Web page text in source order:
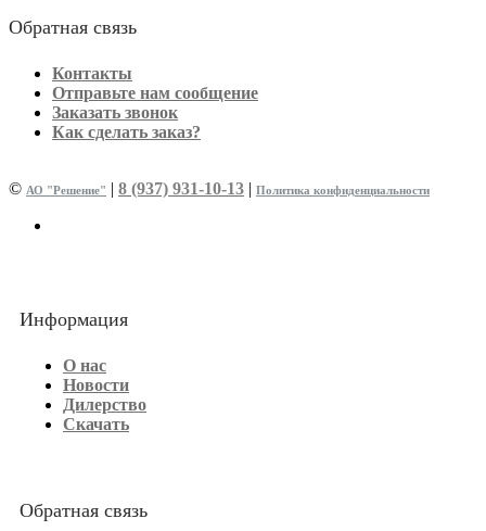
Обратная связь
Контакты
Отправьте нам сообщение
Заказать звонок
Как сделать заказ?
© АО "Решение" | 8 (937) 931-10-13 | Политика конфиденциальности
Информация
О нас
Новости
Дилерство
Скачать
Обратная связь